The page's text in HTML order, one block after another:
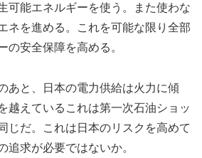
可能エネルギーを使う。また使わな
ネを進める。これを可能な限り全部
の安全保障を高める。
あと、日本の電力供給は火力に傾
越えているこれは第一次石油ショッ
じだ。これは日本のリスクを高めて
追求が必要ではないか。